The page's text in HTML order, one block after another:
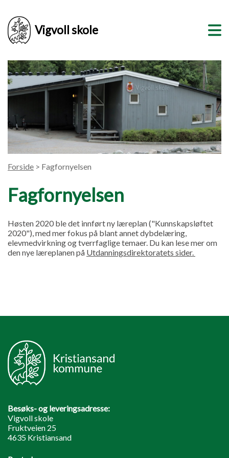
Vigvoll skole
Forside > Fagfornyelsen
Fagfornyelsen
Høsten 2020 ble det innført ny læreplan ("Kunnskapsløftet
2020"), med mer fokus på blant annet dybdelæring,
elevmedvirkning og tverrfaglige temaer. Du kan lese mer om
den nye læreplanen på Utdanningsdirektoratets sider.
Besøks- og leveringsadresse:
Vigvoll skole
Fruktveien 25
4635 Kristiansand